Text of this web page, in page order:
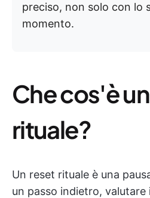
preciso, non solo con lo
momento.
Che cos'è
rituale?
Un reset rituale è una
un passo indietro,